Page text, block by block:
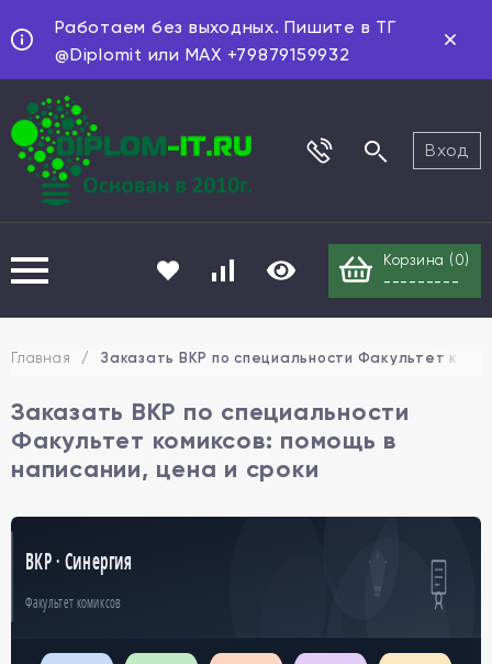
Работаем без выходных. Пишите в ТГ
@Diplomit или MAX +79879159932
Вход
Корзина ( 0)
---------
Главная / Заказать ВКР по специальности Факультет
Заказать ВКР по специальности
Факультет комиксов: помощь в
написании, цена и сроки
ВКР · Синергия
Факультет комиксов